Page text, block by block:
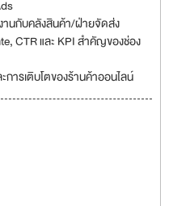
านกับคลังสินค้า/ฝ่ายจัดส่ง
CTR และ KPI สำคัญของช่อง
รเติบโตของร้านค้าออนไลน์